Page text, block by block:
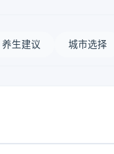
养生建议 城市选择